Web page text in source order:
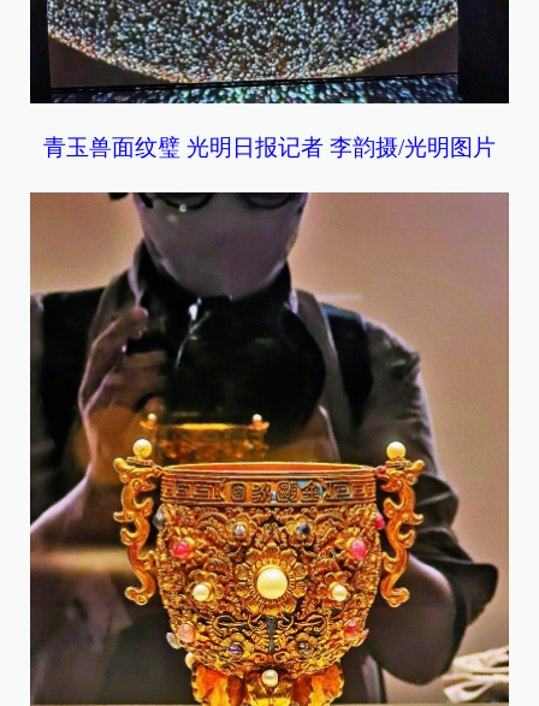
青玉兽面纹璧 光明日报记者 李韵摄/光明图片